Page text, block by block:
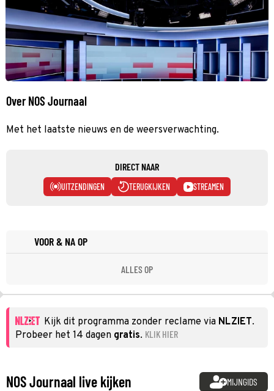
Over NOS Journaal
Met het laatste nieuws en de weersverwachting.
DIRECT NAAR
UITZENDINGEN TERUGKIJKEN STREAMEN
VOOR & NA OP
ALLES OP
Kijk dit programma zonder reclame via NLZIET.
Probeer het 14 dagen gratis. KLIK HIER
NOS Journaal live kijken MIJNGIDS